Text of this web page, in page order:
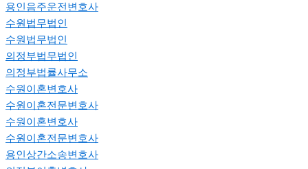
용인음주운전변호사
수원법무법인
수원법무법인
의정부법무법인
의정부법률사무소
수원이혼변호사
수원이혼전문변호사
수원이혼변호사
수원이혼전문변호사
용인상간소송변호사